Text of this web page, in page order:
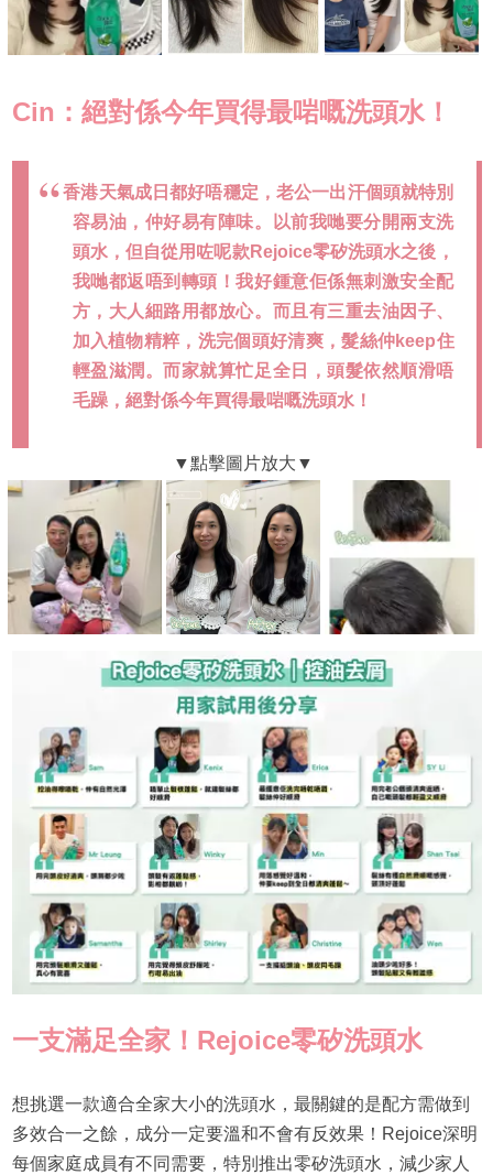
Cin：絕對係今年買得最啱嘅洗頭水！
香港天氣成日都好唔穩定，老公一出汗個頭就特別
容易油，仲好易有陣味。以前我哋要分開兩支洗
頭水，但自從用咗呢款Rejoice零矽洗頭水之後，
我哋都返唔到轉頭！我好鍾意佢係無刺激安全配
方，大人細路用都放心。而且有三重去油因子、
加入植物精粹，洗完個頭好清爽，髮絲仲keep住
輕盈滋潤。而家就算忙足全日，頭髮依然順滑唔
毛躁，絕對係今年買得最啱嘅洗頭水！
一支滿足全家！Rejoice零矽洗頭水
想挑選一款適合全家大小的洗頭水，最關鍵的是配方需做到
多效合一之餘，成分一定要溫和不會有反效果！Rejoice深明
每個家庭成員有不同需要，特別推出零矽洗頭水，減少家人